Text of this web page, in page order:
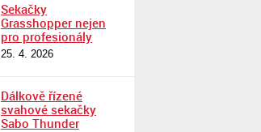
Sekačky
Grasshopper nejen
pro profesionály
25. 4. 2026
Dálkově řízené
svahové sekačky
Sabo Thunder